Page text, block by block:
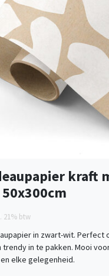
kraft
21% btw
in zwart-wit. Perfect
in te pakken. Mooi
elke gelegenheid.